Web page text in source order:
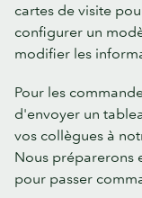
cartes de visite
configurer un
modifier les
Pour les
d'envoyer un
vos collègues à
Nous préparerons
pour passer